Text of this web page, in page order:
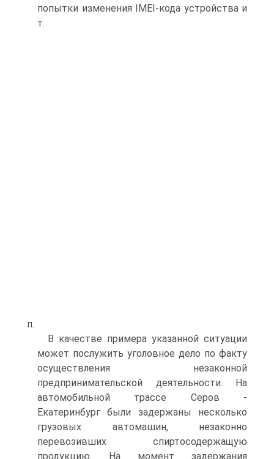
попытки изменения IMEI-кода устройства и
т.
п.
В качестве примера указанной ситуации
может послужить уголовное дело по факту
осуществления незаконной
предпринимательской деятельности. На
автомобильной трассе Серов -
Екатеринбург были задержаны несколько
грузовых автомашин, незаконно
перевозивших спиртосодержащую
продукцию. На момент задержания